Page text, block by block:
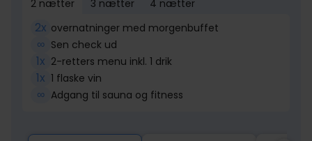
2 nætter 3 nætter 4 nætter
2x overnatninger med morgenbuffet
∞ Sen check ud
1x 2-retters menu inkl. 1 drik
1x 1 flaske vin
∞ Adgang til sauna og fitness